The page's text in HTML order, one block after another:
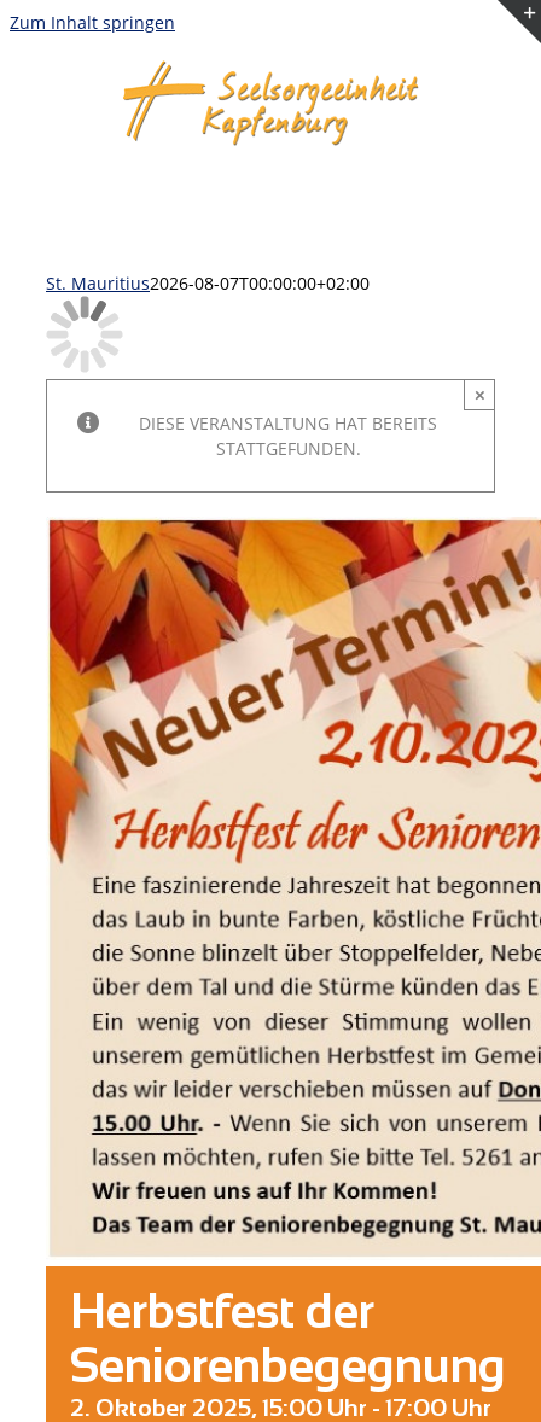
Zum Inhalt springen
St. Mauritius2026-08-07T00:00:00+02:00
DIESE VERANSTALTUNG HAT BEREITS
STATTGEFUNDEN.
×
Herbstfest der
Seniorenbegegnung
2. Oktober 2025, 15:00 Uhr - 17:00 Uhr